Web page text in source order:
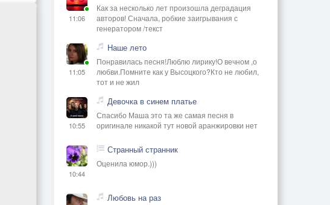
11:06
Как за несколько лет произошла деградация
авторов! Сначала, робкие заигрывания с
генератором /текст
11:05
Наше лето
Понравилась песня!Люблю лирику!О вечном ,о
любви.Помните как у Высоцкого?Кто не любил,
тот и не жил
10:55
Девочка в синем платье
Спасибо Маша это та же самая песня в
оригинале никакой тут новой аранжировки нет
10:44
Странный странник
Оценила юмор.)))
Любовь на раз